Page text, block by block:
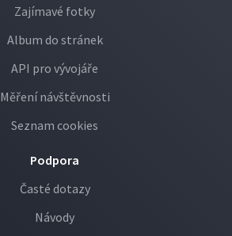
Zajímavé fotky
Album do stránek
API pro vývojáře
Měření návštěvnosti
Seznam cookies
Podpora
Časté dotazy
Návody